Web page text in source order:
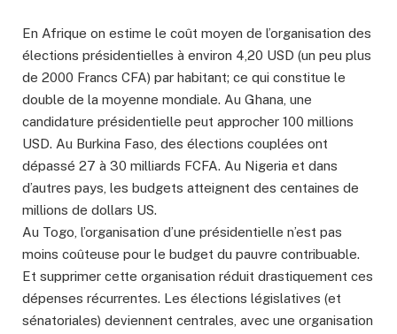
En Afrique on estime le coût moyen de l’organisation des
élections présidentielles à environ 4,20 USD (un peu plus
de 2000 Francs CFA) par habitant; ce qui constitue le
double de la moyenne mondiale. Au Ghana, une
candidature présidentielle peut approcher 100 millions
USD. Au Burkina Faso, des élections couplées ont
dépassé 27 à 30 milliards FCFA. Au Nigeria et dans
d’autres pays, les budgets atteignent des centaines de
millions de dollars US.
Au Togo, l’organisation d’une présidentielle n’est pas
moins coûteuse pour le budget du pauvre contribuable.
Et supprimer cette organisation réduit drastiquement ces
dépenses récurrentes. Les élections législatives (et
sénatoriales) deviennent centrales, avec une organisation